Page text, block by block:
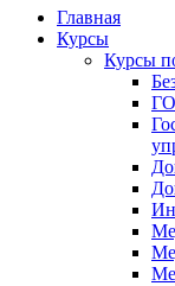
Главная
Курсы
Курсы